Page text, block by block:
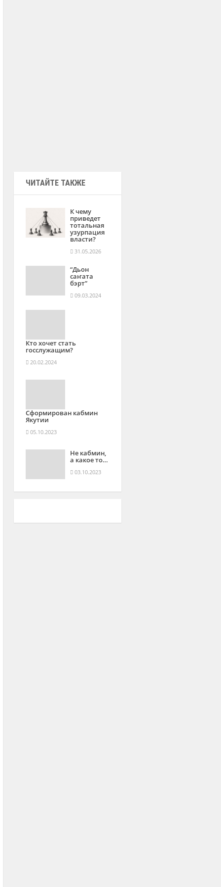
ЧИТАЙТЕ ТАКЖЕ
К чему
приведет
тотальная
узурпация
власти?
31.05.2026
“Дьон
саҥата
бэрт”
09.03.2024
Кто хочет стать
госслужащим?
20.02.2024
Сформирован кабмин
Якутии
05.10.2023
Не кабмин,
а какое то…
03.10.2023